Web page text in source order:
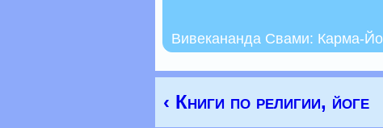
Вивекананда Свами: Карма-
‹ Книги по религии, йоге